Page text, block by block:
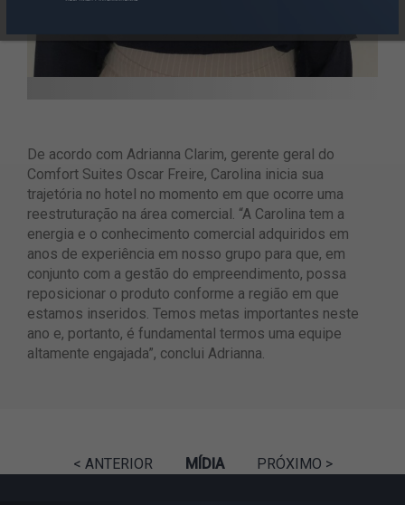
De acordo com Adrianna Clarim, gerente geral do
Comfort Suites Oscar Freire, Carolina inicia sua
trajetória no hotel no momento em que ocorre uma
reestruturação na área comercial. “A Carolina tem a
energia e o conhecimento comercial adquiridos em
anos de experiência em nosso grupo para que, em
conjunto com a gestão do empreendimento, possa
reposicionar o produto conforme a região em que
estamos inseridos. Temos metas importantes neste
ano e, portanto, é fundamental termos uma equipe
altamente engajada”, conclui Adrianna.
< ANTERIOR MÍDIA PRÓXIMO >